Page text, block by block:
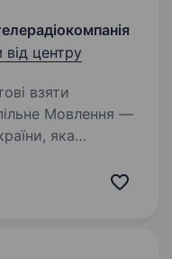
центру
взяти
яка
в Україні